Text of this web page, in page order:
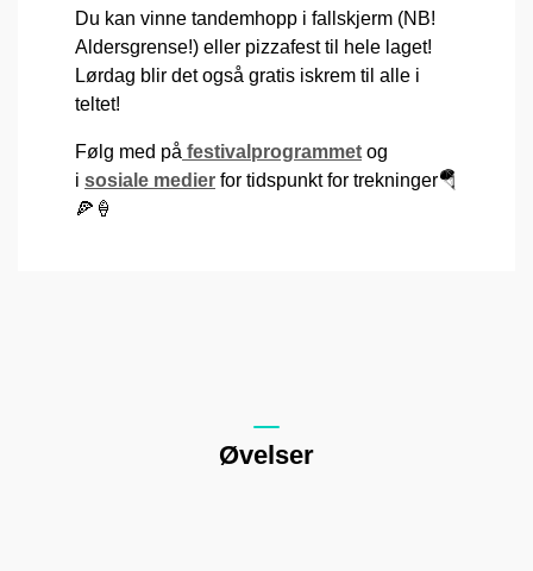
Du kan vinne tandemhopp i fallskjerm (NB!
Aldersgrense!) eller pizzafest til hele laget!
Lørdag blir det også gratis iskrem til alle i
teltet!
Følg med på festivalprogrammet og
i sosiale medier for tidspunkt for trekninger🪂
🍕🍦
Øvelser